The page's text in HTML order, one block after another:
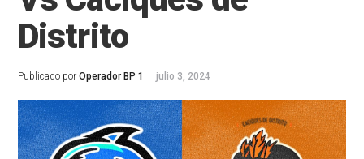
Distrito
Publicado por Operador BP 1 julio 3, 2024